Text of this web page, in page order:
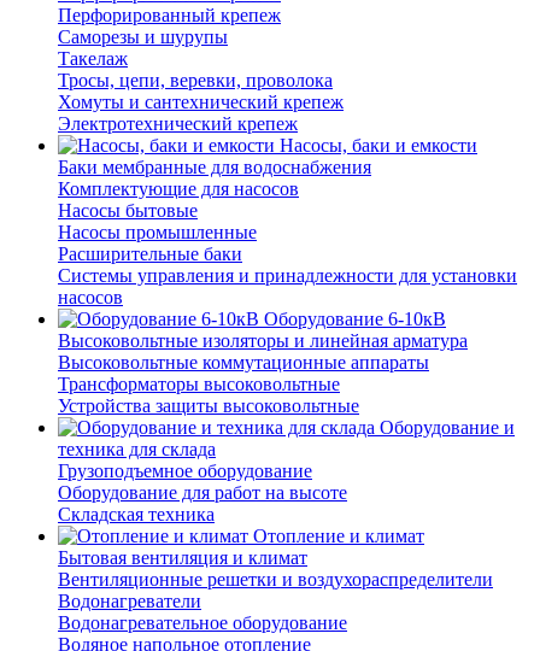
Перфорированный крепеж
Саморезы и шурупы
Такелаж
Тросы, цепи, веревки, проволока
Хомуты и сантехнический крепеж
Электротехнический крепеж
Насосы, баки и емкости
Баки мембранные для водоснабжения
Комплектующие для насосов
Насосы бытовые
Насосы промышленные
Расширительные баки
Системы управления и принадлежности для установки
насосов
Оборудование 6-10кВ
Высоковольтные изоляторы и линейная арматура
Высоковольтные коммутационные аппараты
Трансформаторы высоковольтные
Устройства защиты высоковольтные
Оборудование и
техника для склада
Грузоподъемное оборудование
Оборудование для работ на высоте
Складская техника
Отопление и климат
Бытовая вентиляция и климат
Вентиляционные решетки и воздухораспределители
Водонагреватели
Водонагревательное оборудование
Водяное напольное отопление